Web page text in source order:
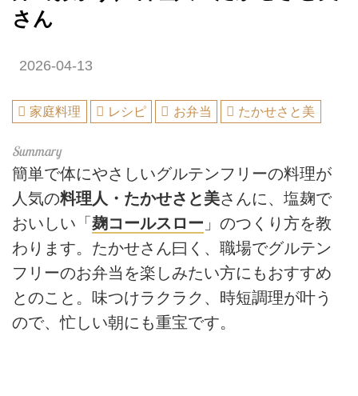
さん
2026-04-13
家庭料理 レシピ お弁当 たかせさと美
簡単で体にやさしいグルテンフリーの料理が
人気の料理人・たかせさと美さんに、塩麹で
おいしい「 麹コールスロー 」のつくり方を教
わります。たかせさん曰く、職場でグルテン
フリーのお弁当を楽しみたい方にもおすすめ
とのこと。味つけラクラク、時短調理が叶う
ので、忙しい朝にも重宝です。